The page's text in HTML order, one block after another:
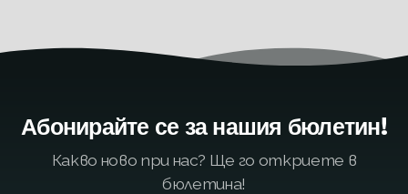
Абонирайте се за нашия бюлетин!
Какво ново при нас? Ще го откриете в
бюлетина!